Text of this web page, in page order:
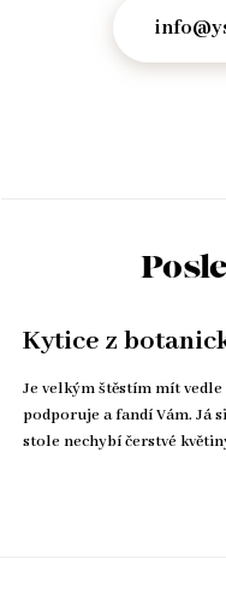
Kytice z
Je velkým štěstím mít vedle
podporuje a fandí Vám. Já
stole nechybí čerstvé